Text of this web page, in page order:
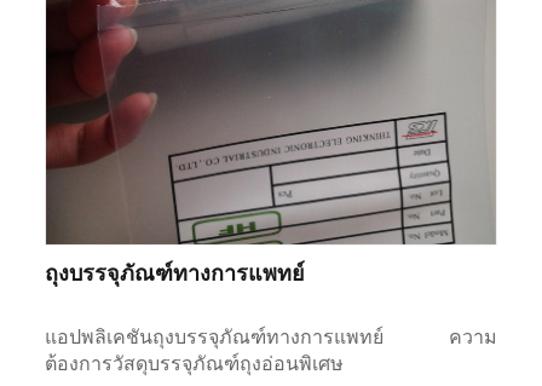
ถุงบรรจุภัณฑ์ทางการแพทย์
แอปพลิเคชันถุงบรรจุภัณฑ์ทางการแพทย์ ความ
ต้องการวัสดุบรรจุภัณฑ์ถุงอ่อนพิเศษ